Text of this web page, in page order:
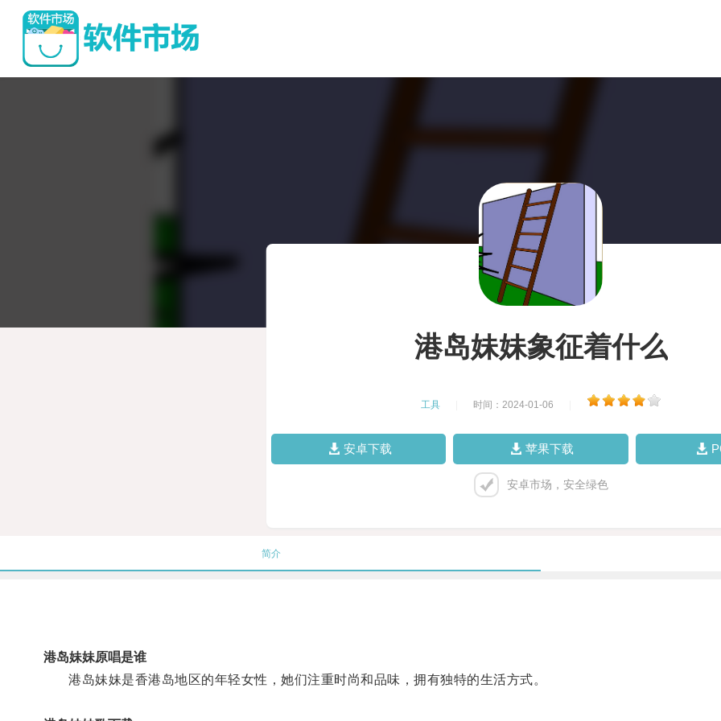
港岛妹妹象征着什么
工具 时间：2024-01-06
安卓下载 苹果下载
安卓市场，安全绿色
简介
港岛妹妹原唱是谁
港岛妹妹是香港岛地区的年轻女性，她们注重时尚和品味，拥有独特的生活方式。